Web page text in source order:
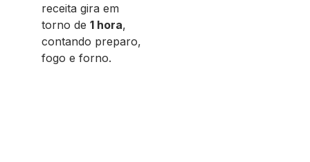
receita gira em
torno de 1 hora,
contando preparo,
fogo e forno.